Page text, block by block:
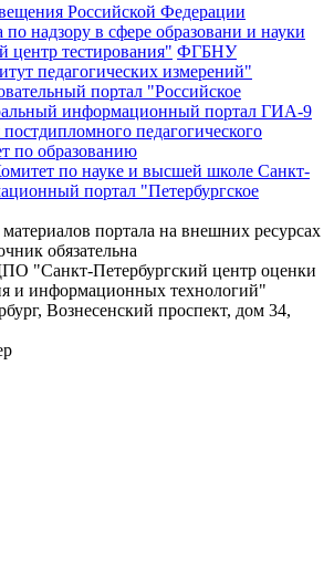
Российской Федерации
надзору в сфере образовани и науки
тестирования" ФГБНУ
педагогических измерений"
портал "Российское
информационный портал ГИА-9
педагогического
по образованию
по науке и высшей школе Санкт-
портал "Петербургское
портала на внешних ресурсах
обязательна
"Санкт-Петербургский центр оценки
и информационных технологий"
Вознесенский проспект, дом 34,